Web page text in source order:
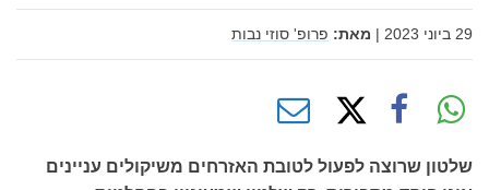
29 ביוני 2023 | מאת: פרופ' סוזי נבות
שלטון שרוצה לפעול לטובת האזרחים משיקולים עניינים